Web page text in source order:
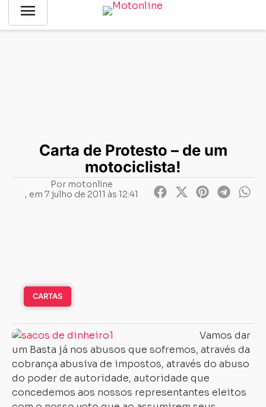
menu
Notícias Carta de Protesto – de um motociclista!
Carta de Protesto – de um
motociclista!
Pormotonline
, em 7 julho de 2011 às 12:41
CARTAS
Vamos dar
um Basta já nos abusos que sofremos, através da
cobrança abusiva de impostos, através do abuso
do poder de autoridade, autoridade que
concedemos aos nossos representantes eleitos